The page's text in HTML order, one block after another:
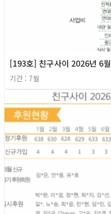
[193호] 친구사이 2026년 6
기간 : 7월